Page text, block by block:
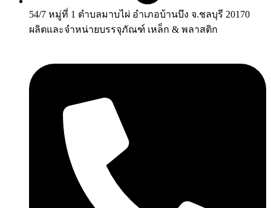
54/7 หมู่ที่ 1 ตำบลมาบไผ่ อำเภอบ้านบึง จ.ชลบุรี 20170
ผลิตและจำหน่ายบรรจุภัณฑ์ เหล็ก & พลาสติก